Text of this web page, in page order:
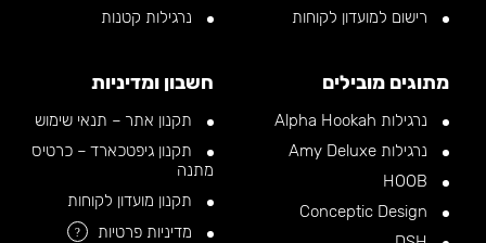
רישום למועדון לקוחות
נרגילות קטנות
מתוגים מובילים
נרגילות Alpha Hookah
נרגילות Amy Deluxe
חשבון ומדיניות
תקנון אתר – תנאי שימוש
תקנון גיפטכארד – כרטיס
מתנה
תקנון מועדון לקוחות
מדיניות פרטיות
?